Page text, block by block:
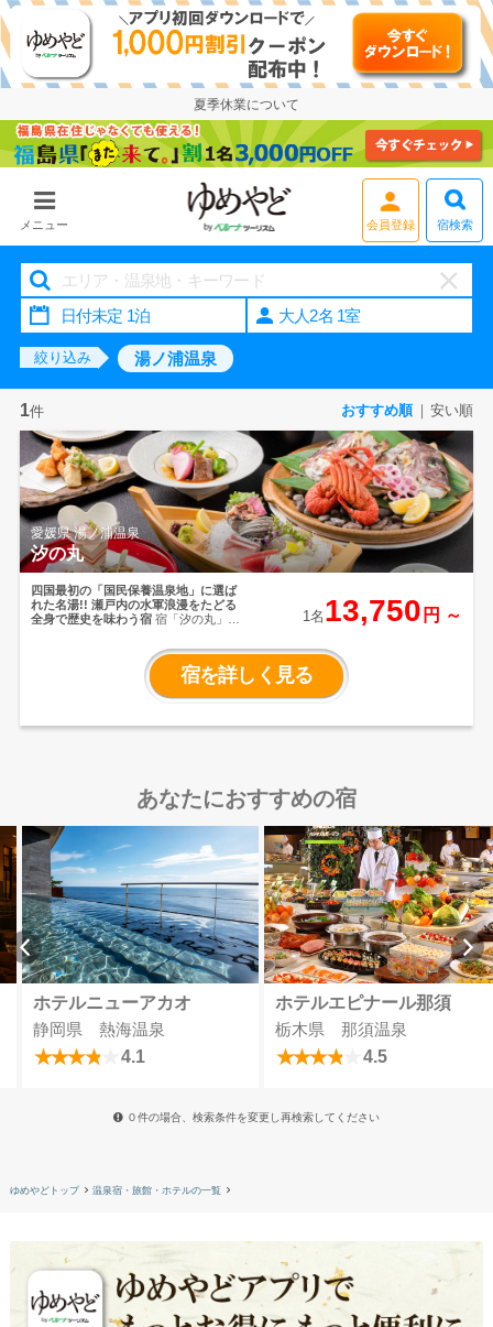
夏季休業について
メニュー 会員登録 宿検索
大人2名 1室
絞り込み 湯ノ浦温泉
1件 おすすめ順 安い順
愛媛県 湯ノ浦温泉
汐の丸
四国最初の「国民保養温泉地」に選ば
れた名湯!!
全身で歴史を味わう宿宿「汐の丸」に
四国で初めて国民保養温泉
地に指定された湯ノ浦温泉や、村上水
軍が祝いの席で食したと伝わる郷土料
理「宝楽焼」など、瀬戸内ならではの
の中で、瀬戸内海の魅力に触れなが
1名 13,750 円 ～
宿を詳しく見る
あなたにおすすめの宿
ホテルニューアカオ
静岡県 熱海温泉
4.1
ホテルエピナール那須
栃木県 那須温泉
4.5
０件の場合、検索条件を変更し再検索してください
ゆめやどトップ 温泉宿・旅館・ホテルの一覧